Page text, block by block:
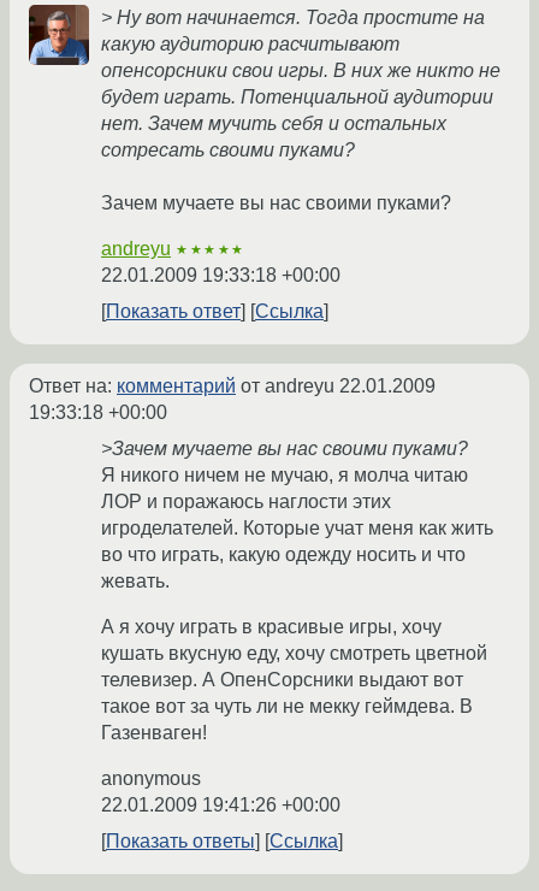
> Ну вот начинается. Тогда простите на
какую аудиторию расчитывают
опенсорсники свои игры. В них же никто не
будет играть. Потенциальной аудитории
нет. Зачем мучить себя и остальных
сотресать своими пуками?
Зачем мучаете вы нас своими пуками?
andreyu ★★★★★
22.01.2009 19:33:18 +00:00
Показать ответ
Ссылка
Ответ на: комментарий от andreyu 22.01.2009
19:33:18 +00:00
>Зачем мучаете вы нас своими пуками?
Я никого ничем не мучаю, я молча читаю
ЛОР и поражаюсь наглости этих
игроделателей. Которые учат меня как жить
во что играть, какую одежду носить и что
жевать.
А я хочу играть в красивые игры, хочу
кушать вкусную еду, хочу смотреть цветной
телевизер. А ОпенСорсники выдают вот
такое вот за чуть ли не мекку геймдева. В
Газенваген!
anonymous
22.01.2009 19:41:26 +00:00
Показать ответы
Ссылка